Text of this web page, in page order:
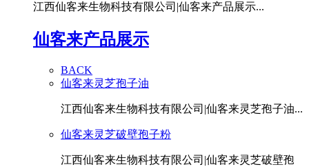
江西仙客来生物科技有限公司|仙客来产品展示...
仙客来产品展示
BACK
仙客来灵芝孢子油
江西仙客来生物科技有限公司|仙客来灵芝孢子油...
仙客来灵芝破壁孢子粉
江西仙客来生物科技有限公司|仙客来灵芝破壁孢